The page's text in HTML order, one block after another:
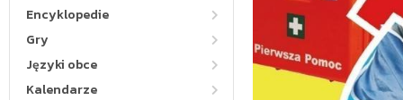
Encyklopedie
Gry
Języki obce
Kalendarze